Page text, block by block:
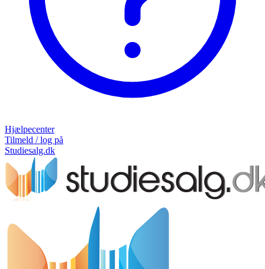
Hjælpecenter
Tilmeld / log på
Studiesalg.dk